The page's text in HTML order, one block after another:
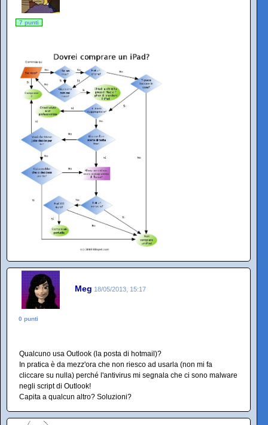
7 punti
Meg 18/05/2013, 15:17
0 punti
Qualcuno usa Outlook (la posta di hotmail)?
In pratica è da mezz'ora che non riesco ad usarla (non mi fa
cliccare su nulla) perché l'antivirus mi segnala che ci sono malware
negli script di Outlook!
Capita a qualcun altro? Soluzioni?